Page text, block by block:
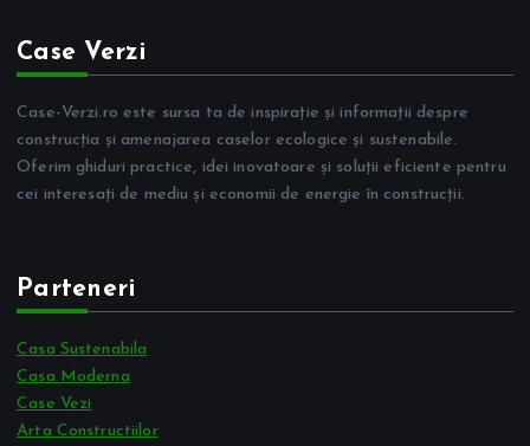
Case Verzi
Case-Verzi.ro este sursa ta de inspirație și informații despre
construcția și amenajarea caselor ecologice și sustenabile.
Oferim ghiduri practice, idei inovatoare și soluții eficiente pentru
cei interesați de mediu și economii de energie în construcții.
Parteneri
Casa Sustenabila
Casa Moderna
Case Vezi
Arta Constructiilor